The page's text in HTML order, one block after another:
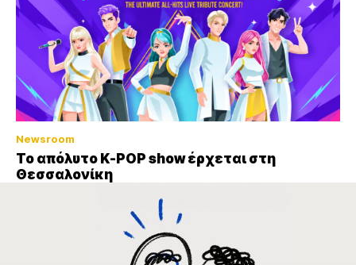
Newsroom
Το απόλυτο K-POP show έρχεται στη
Θεσσαλονίκη